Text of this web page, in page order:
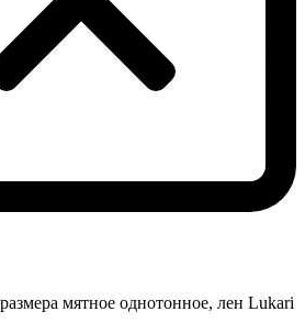
мятное однотонное, лен Lukari